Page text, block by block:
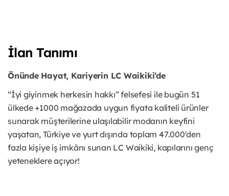
İlan Tanımı
Önünde Hayat, Kariyerin LC Waikiki’de
“İyi giyinmek herkesin hakkı” felsefesi ile bugün 51
ülkede +1000 mağazada uygun fiyata kaliteli ürünler
sunarak müşterilerine ulaşılabilir modanın keyfini
yaşatan, Türkiye ve yurt dışında toplam 47.000'den
fazla kişiye iş imkânı sunan LC Waikiki, kapılarını genç
yeteneklere açıyor!